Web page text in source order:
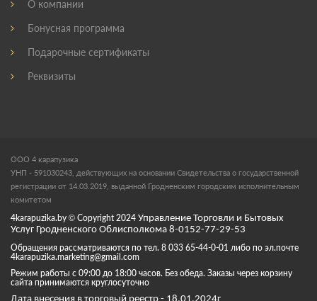
О компании
Бонусная программа
Подарочные сертификаты
Реквизиты
ООО 4 карапузика
УНП - 591030243, действующих на основании Свидетельства о государственной
регистрации от 14.03.2019, выданной Гродненским городским исполнительным
комитетом
4karapuzika.by © Copyright 2024 Управление Торговли и Бытовых
Услуг Гродненского Облисполкома 8-0152-77-29-53
Обращения рассматриваются по тел. 8 033 65-44-0-01 либо по эл.почте
4karapuzika.marketing@gmail.com
Режим работы с 09:00 до 18:00 часов. Без обеда. Заказы через корзину
сайта принимаются круглосуточно